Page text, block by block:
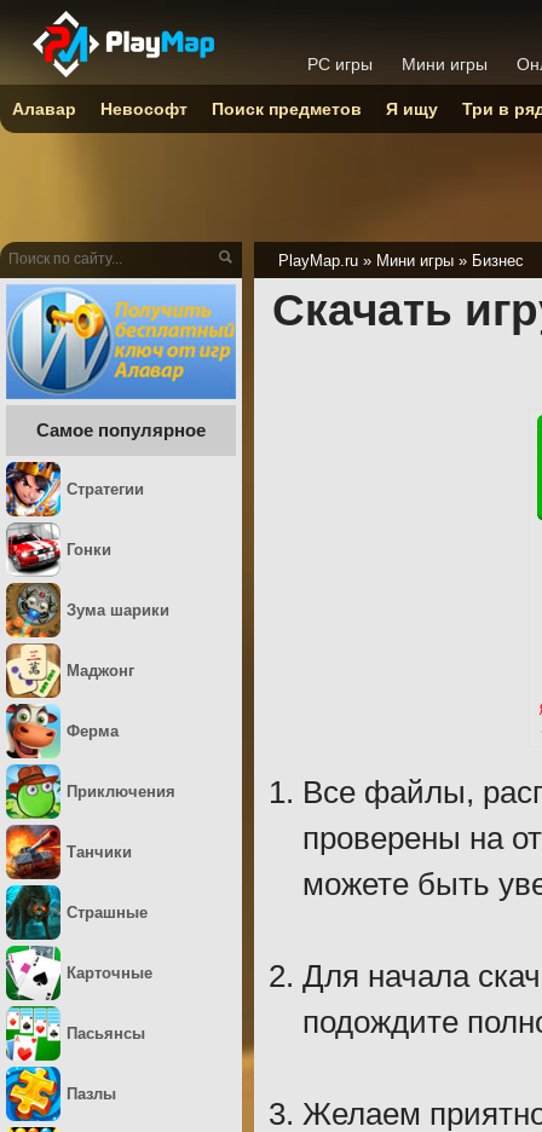
PlayMap.ru » Мини игры » Бизнес
Скачать
Все файлы,
проверены на
можете быть
Для начала
подождите
Желаем
Самое популярное
Стратегии
Гонки
Зума шарики
Маджонг
Ферма
Приключения
Танчики
Страшные
Карточные
Пасьянсы
Пазлы
PC игры Мини игры
Алавар Невософт Поиск предметов Я ищу Три в